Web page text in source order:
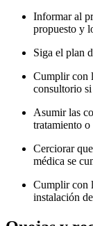
Informar al
propuesto y
Siga el plan
Cumplir con
consultorio
Asumir las
tratamiento
Cerciorar
médica se
Cumplir con
instalación